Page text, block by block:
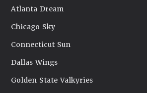
Atlanta Dream
Chicago Sky
Connecticut Sun
Dallas Wings
Golden State Valkyries